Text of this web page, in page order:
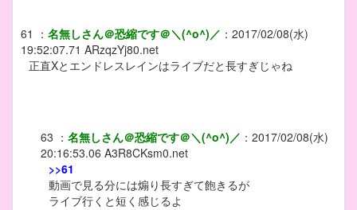
61 ： 名無しさん＠恐縮です＠＼(^o^)／ ： 2017/02/08(水)
19:52:07.71 ARzqzYj80.net
正直Xとエンドレスレインはライブだと長すぎじゃね
63 ： 名無しさん＠恐縮です＠＼(^o^)／ ： 2017/02/08(水)
20:16:53.06 A3R8CKsm0.net
>>61
動画で見る分には煽り長すぎて飽きるが
ライブ行くと短く感じるよ